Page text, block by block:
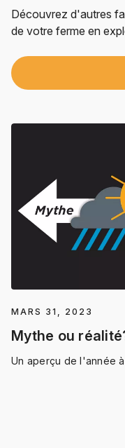
Découvrez d'autres
de votre ferme en
MARS 31, 2023
Mythe ou
Un aperçu de l'année